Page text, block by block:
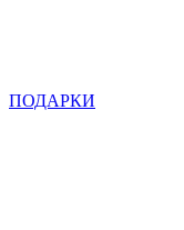
ПОДАРКИ